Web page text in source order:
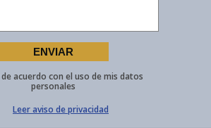
acuerdo con el uso de mis datos
personales
Leer aviso de privacidad